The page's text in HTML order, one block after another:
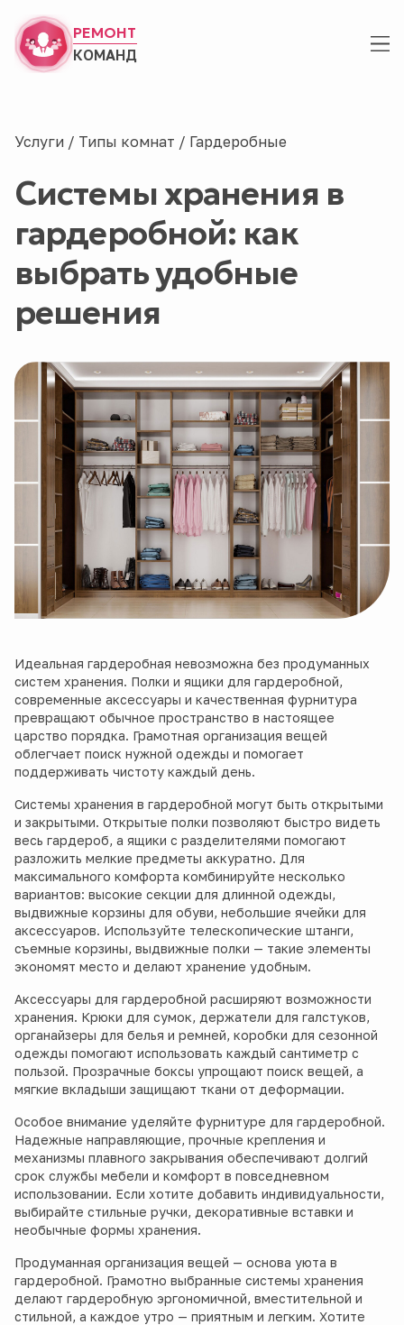
РЕМОНТ
КОМАНД
Услуги / Типы комнат / Гардеробные
Системы хранения в
гардеробной: как
выбрать удобные
решения
Идеальная гардеробная невозможна без продуманных
систем хранения. Полки и ящики для гардеробной,
современные аксессуары и качественная фурнитура
превращают обычное пространство в настоящее
царство порядка. Грамотная организация вещей
облегчает поиск нужной одежды и помогает
поддерживать чистоту каждый день.
Системы хранения в гардеробной могут быть открытыми
и закрытыми. Открытые полки позволяют быстро видеть
весь гардероб, а ящики с разделителями помогают
разложить мелкие предметы аккуратно. Для
максимального комфорта комбинируйте несколько
вариантов: высокие секции для длинной одежды,
выдвижные корзины для обуви, небольшие ячейки для
аксессуаров. Используйте телескопические штанги,
съемные корзины, выдвижные полки — такие элементы
экономят место и делают хранение удобным.
Аксессуары для гардеробной расширяют возможности
хранения. Крюки для сумок, держатели для галстуков,
органайзеры для белья и ремней, коробки для сезонной
одежды помогают использовать каждый сантиметр с
пользой. Прозрачные боксы упрощают поиск вещей, а
мягкие вкладыши защищают ткани от деформации.
Особое внимание уделяйте фурнитуре для гардеробной.
Надежные направляющие, прочные крепления и
механизмы плавного закрывания обеспечивают долгий
срок службы мебели и комфорт в повседневном
использовании. Если хотите добавить индивидуальности,
выбирайте стильные ручки, декоративные вставки и
необычные формы хранения.
Продуманная организация вещей — основа уюта в
гардеробной. Грамотно выбранные системы хранения
делают гардеробную эргономичной, вместительной и
стильной, а каждое утро — приятным и легким. Хотите